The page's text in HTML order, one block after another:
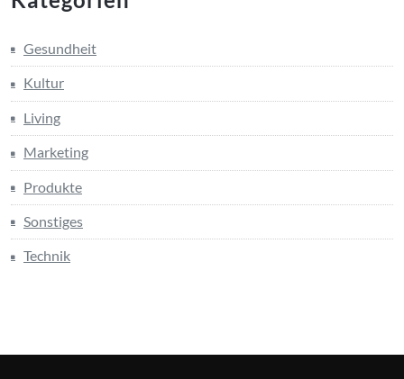
Gesundheit
Kultur
Living
Marketing
Produkte
Sonstiges
Technik